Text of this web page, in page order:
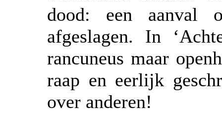
dood: een aanval
afgeslagen. In
rancuneus maar
raap en eerlijk
over anderen!